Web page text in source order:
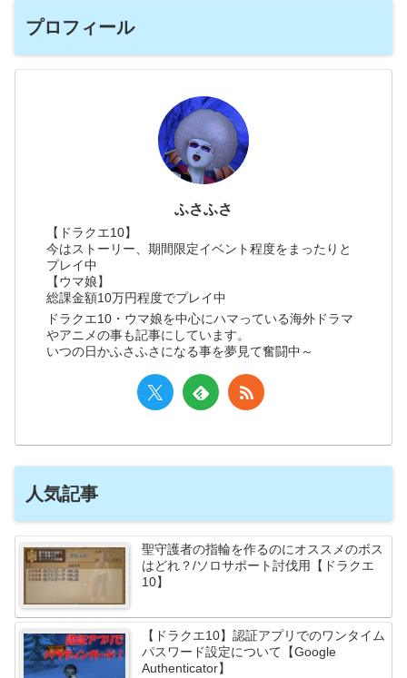
プロフィール
ふさふさ
【ドラクエ10】
今はストーリー、期間限定イベント程度をまったりと
プレイ中
【ウマ娘】
総課金額10万円程度でプレイ中
ドラクエ10・ウマ娘を中心にハマっている海外ドラマ
やアニメの事も記事にしています。
いつの日かふさふさになる事を夢見て奮闘中～
人気記事
聖守護者の指輪を作るのにオススメのボス
はどれ？/ソロサポート討伐用【ドラクエ
10】
【ドラクエ10】認証アプリでのワンタイム
パスワード設定について【Google
Authenticator】